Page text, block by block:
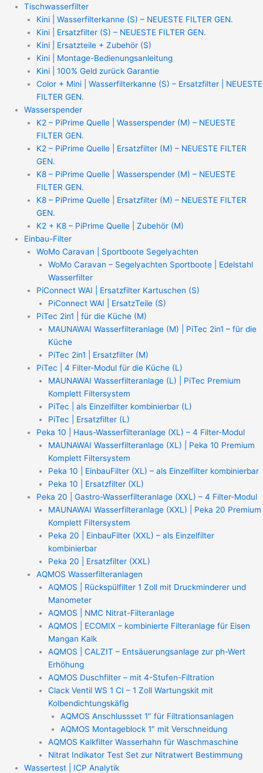
Zum
springen
Tischwasserfilter
Kini | Wasserfilterkanne (S) – NEUESTE FILTER GEN.
Kini | Ersatzfilter (S) – NEUESTE FILTER GEN.
Kini | Ersatzteile + Zubehör (S)
Kini | Montage-Bedienungsanleitung
Kini | 100% Geld zurück Garantie
Color + Mini | Wasserfilterkanne (S) – Ersatzfilter | NEUESTE
FILTER GEN.
Wasserspender
K2 – PiPrime Quelle | Wasserspender (M) – NEUESTE
FILTER GEN.
K2 – PiPrime Quelle | Ersatzfilter (M) – NEUESTE FILTER
GEN.
K8 – PiPrime Quelle | Wasserspender (M) – NEUESTE
FILTER GEN.
K8 – PiPrime Quelle | Ersatzfilter (M) – NEUESTE FILTER
GEN.
K2 + K8 – PiPrime Quelle | Zubehör (M)
Einbau-Filter
WoMo Caravan | Sportboote Segelyachten
WoMo Caravan – Segelyachten Sportboote | Edelstahl
Wasserfilter
PiConnect WAI | Ersatzfilter Kartuschen (S)
PiConnect WAI | ErsatzTeile (S)
PiTec 2in1 | für die Küche (M)
MAUNAWAI Wasserfilteranlage (M) | PiTec 2in1 – für die
Küche
PiTec 2in1 | Ersatzfilter (M)
PiTec | 4 Filter-Modul für die Küche (L)
MAUNAWAI Wasserfilteranlage (L) | PiTec Premium
Komplett Filtersystem
PiTec | als Einzelfilter kombinierbar (L)
PiTec | Ersatzfilter (L)
Peka 10 | Haus-Wasserfilteranlage (XL) – 4 Filter-Modul
MAUNAWAI Wasserfilteranlage (XL) | Peka 10 Premium
Komplett Filtersystem
Peka 10 | EinbauFilter (XL) – als Einzelfilter kombinierbar
Peka 10 | Ersatzfilter (XL)
Peka 20 | Gastro-Wasserfilteranlage (XXL) – 4 Filter-Modul
MAUNAWAI Wasserfilteranlage (XXL) | Peka 20 Premium
Komplett Filtersystem
Peka 20 | EinbauFilter (XXL) – als Einzelfilter
kombinierbar
Peka 20 | Ersatzfilter (XXL)
AQMOS Wasserfilteranlagen
AQMOS | Rückspülfilter 1 Zoll mit Druckminderer und
Manometer
AQMOS | NMC Nitrat-Filteranlage
AQMOS | ECOMIX – kombinierte Filteranlage für Eisen
Mangan Kalk
AQMOS | CALZIT – Entsäuerungsanlage zur ph-Wert
Erhöhung
AQMOS Duschfilter – mit 4-Stufen-Filtration
Clack Ventil WS 1 CI – 1 Zoll Wartungskit mit
Kolbendichtungskäfig
AQMOS Anschlussset 1″ für Filtrationsanlagen
AQMOS Montageblock 1″ mit Verschneidung
AQMOS Kalkfilter Wasserhahn für Waschmaschine
Nitrat Indikator Test Set zur Nitratwert Bestimmung
Wassertest | ICP Analytik